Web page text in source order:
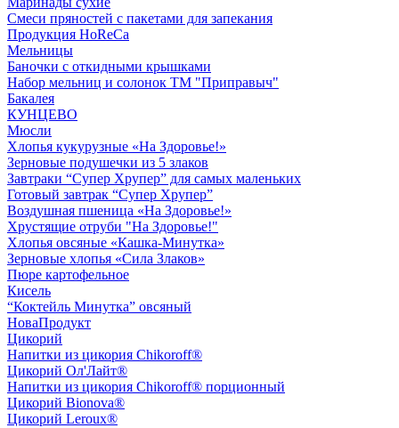
Смеси пряностей с пакетами для запекания
Продукция HoReCa
Мельницы
Баночки с откидными крышками
Набор мельниц и солонок ТМ "Приправыч"
Бакалея
КУНЦЕВО
Мюсли
Хлопья кукурузные «На Здоровье!»
Зерновые подушечки из 5 злаков
Завтраки “Супер Хрупер” для самых маленьких
Готовый завтрак “Супер Хрупер”
Воздушная пшеница «На Здоровье!»
Хрустящие отруби "На Здоровье!"
Хлопья овсяные «Кашка-Минутка»
Зерновые хлопья «Сила Злаков»
Пюре картофельное
Кисель
“Коктейль Минутка” овсяный
НоваПродукт
Цикорий
Напитки из цикория Chikoroff®
Цикорий Ол'Лайт®
Напитки из цикория Chikoroff® порционный
Цикорий Bionova®
Цикорий Leroux®